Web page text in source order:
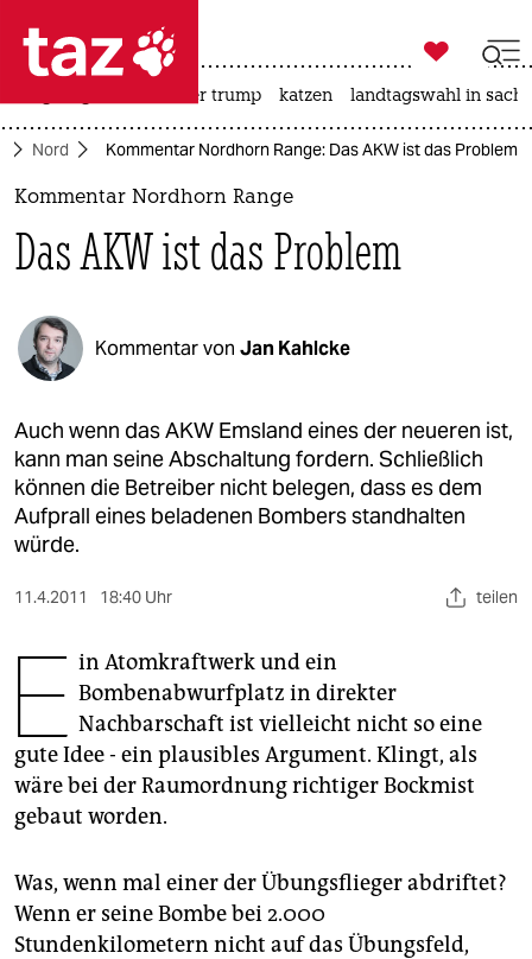
 taz zahl ich
taz zahl ich
politik
öko
gesellschaft
kultur
sport
berlin
nord
verlag
verlag
veranstaltungen
shop
fragen & hilfe
unterstützen

taz zahl ich
usa unter trump katzen landtagswahl in
Nord Kommentar Nordhorn Range: Das AKW ist das Problem
Kommentar Nordhorn Range
Das AKW ist das Problem
Kommentar von Jan Kahlcke
Auch wenn das AKW Emsland eines der neueren ist,
kann man seine Abschaltung fordern. Schließlich
können die Betreiber nicht belegen, dass es dem
Aufprall eines beladenen Bombers standhalten
würde.
11.4.2011 18:40 Uhr teilen
E in Atomkraftwerk und ein
Bombenabwurfplatz in direkter
Nachbarschaft ist vielleicht nicht so eine
gute Idee - ein plausibles Argument. Klingt, als
wäre bei der Raumordnung richtiger Bockmist
gebaut worden.
Was, wenn mal einer der Übungsflieger abdriftet?
Wenn er seine Bombe bei 2.000
Stundenkilometern nicht auf das Übungsfeld,